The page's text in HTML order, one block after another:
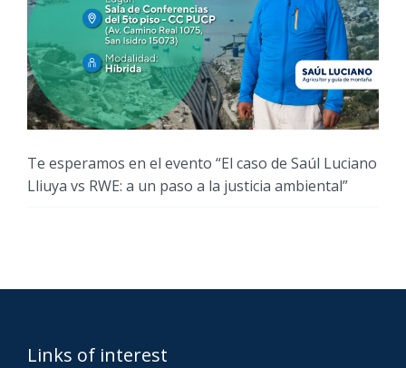
Te esperamos en el evento “El caso de Saúl Luciano
Lliuya vs RWE: a un paso a la justicia ambiental”
Links of interest